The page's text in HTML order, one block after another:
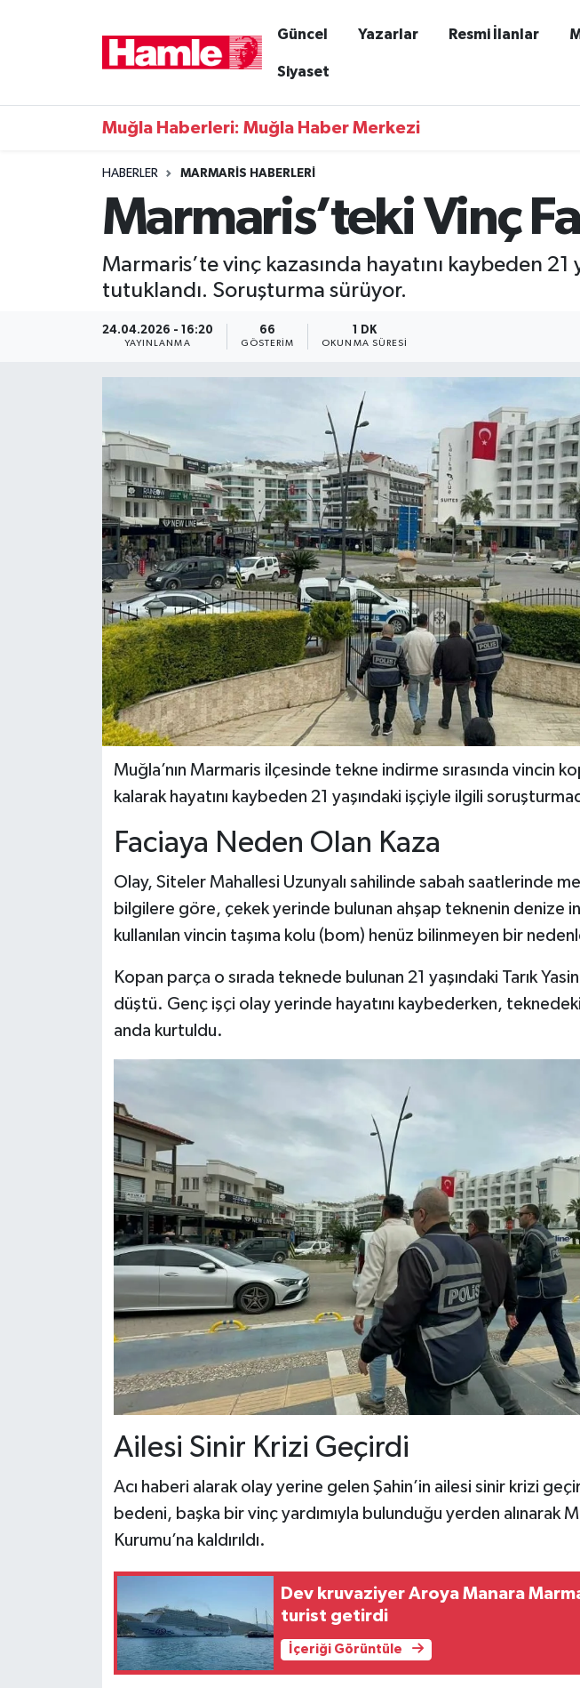
Güncel Yazarlar Resmi İlanlar
Siyaset
Muğla Haberleri: Muğla Haber Merkezi
HABERLER MARMARIS HABERLERI
Marmaris’teki Vinç
Marmaris’te vinç kazasında hayatını kaybeden
tutuklandı. Soruşturma sürüyor.
24.04.2026 - 16:20
YAYINLANMA
66
GÖSTERIM
1 DK
OKUNMA SÜRESI
Muğla’nın Marmaris ilçesinde tekne indirme sırasında vincin
kalarak hayatını kaybeden 21 yaşındaki işçiyle ilgili
Faciaya Neden Olan Kaza
Olay, Siteler Mahallesi Uzunyalı sahilinde sabah saatlerinde
bilgilere göre, çekek yerinde bulunan ahşap teknenin denize
kullanılan vincin taşıma kolu (bom) henüz bilinmeyen bir
Kopan parça o sırada teknede bulunan 21 yaşındaki Tarık
düştü. Genç işçi olay yerinde hayatını kaybederken,
anda kurtuldu.
Ailesi Sinir Krizi Geçirdi
Acı haberi alarak olay yerine gelen Şahin’in ailesi sinir krizi
bedeni, başka bir vinç yardımıyla bulunduğu yerden alınarak
Kurumu’na kaldırıldı.
Dev kruvaziyer Aroya Manara
turist getirdi
İçeriği Görüntüle
Magazin
Muğla Nöbetçi Eczaneler
Muğla Trafik Yoğunluk Haritası
Tüm Manşetler
Son Dakika Haberleri